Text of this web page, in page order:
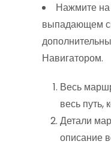
Нажмите
выпадающем
Навигатором.
Весь
весь путь,
Детали
описание